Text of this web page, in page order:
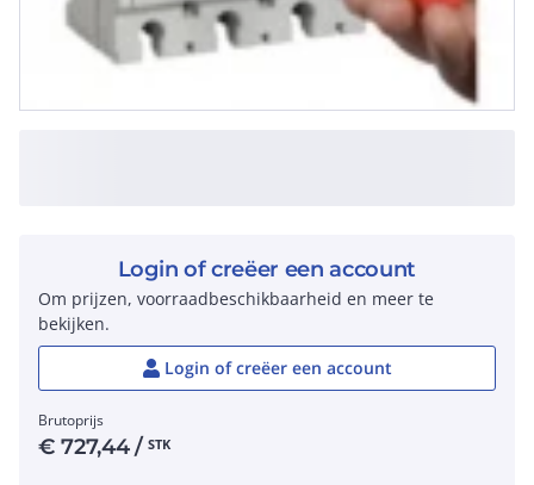
Login of creëer een account
Om prijzen, voorraadbeschikbaarheid en meer te
bekijken.
Login of creëer een account
Brutoprijs
€727,44/ STK